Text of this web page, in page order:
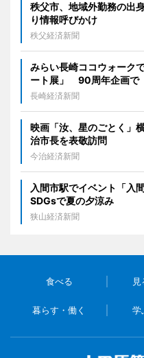
秩父市、地域外勤務の出
り情報呼びかけ
秩父経済新聞
みらい長崎ココウォーク
ート展」 90周年企画で
長崎経済新聞
映画「汝、星のごとく」
治市長を表敬訪問
今治経済新聞
入間市駅でイベント「入
SDGsで夏の夕涼み
狭山経済新聞
食べる
暮らす・働く 学